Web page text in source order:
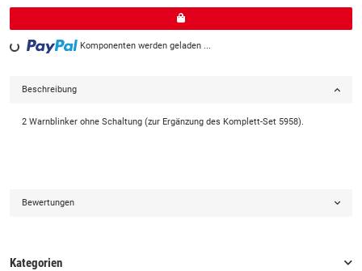
Loading... Komponenten werden geladen ...
Beschreibung
2 Warnblinker ohne Schaltung (zur Ergänzung des Komplett-Set 5958).
Bewertungen
Kategorien